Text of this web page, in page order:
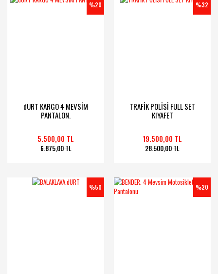
%20
dURT KARGO 4 MEVSİM
PANTALON.
5.500,00 TL
6.875,00 TL
%32
TRAFİK POLİSİ FULL SET
KIYAFET
19.500,00 TL
28.500,00 TL
%50 %20